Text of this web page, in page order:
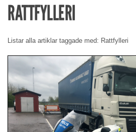
RATTFYLLERI
Listar alla artiklar taggade med: Rattfylleri